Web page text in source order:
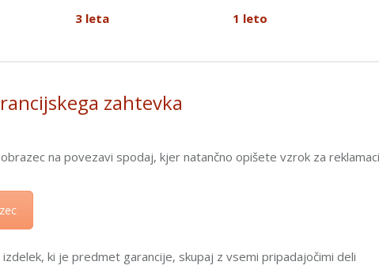
3 leta 1 leto
zahtevka
na povezavi spodaj, kjer natančno opišete vzrok za
ki je predmet garancije, skupaj z vsemi pripadajočimi deli